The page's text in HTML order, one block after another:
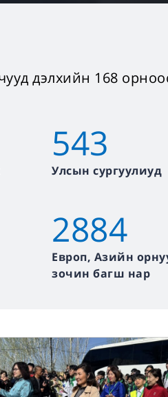
дэлхийн 168
543
Улсын сургуулиуд
2884
Европ, Азийн
зочин багш нар